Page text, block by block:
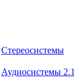
Стереосистемы
Аудиосистемы 2.1